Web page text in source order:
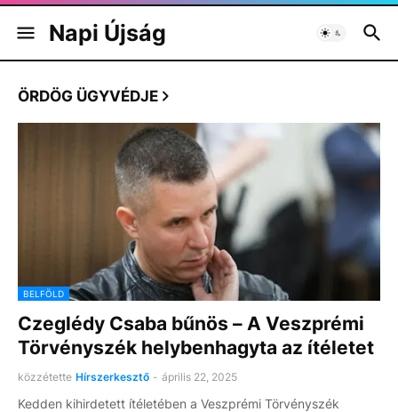
Napi Újság
ÖRDÖG ÜGYVÉDJE
BELFÖLD
Czeglédy Csaba bűnös – A Veszprémi
Törvényszék helybenhagyta az ítéletet
közzétette Hírszerkesztő - április 22, 2025
Kedden kihirdetett ítéletében a Veszprémi Törvényszék